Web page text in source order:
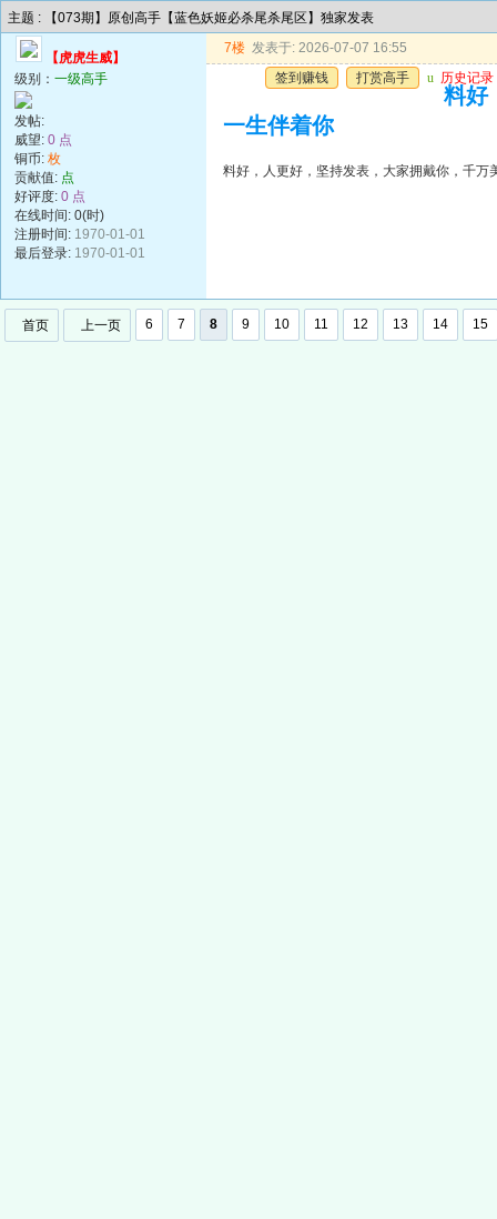
主题 : 【073期】原创高手【蓝色妖姬必杀尾杀尾区】独家发表
【虎虎生威】
级别： 一级高手
发帖:
威望: 0 点
铜币: 枚
贡献值: 点
好评度: 0 点
在线时间: 0(时)
注册时间: 1970-01-01
最后登录: 1970-01-01
7楼 发表于: 2026-07-07 16:55
签到赚钱
打赏高手 u 历史记录
料好
一生伴着你
料好，人更好，坚持发表，大家拥戴你，千万
首页 上一页 6 7 8 9 10 11 12 13 14 15